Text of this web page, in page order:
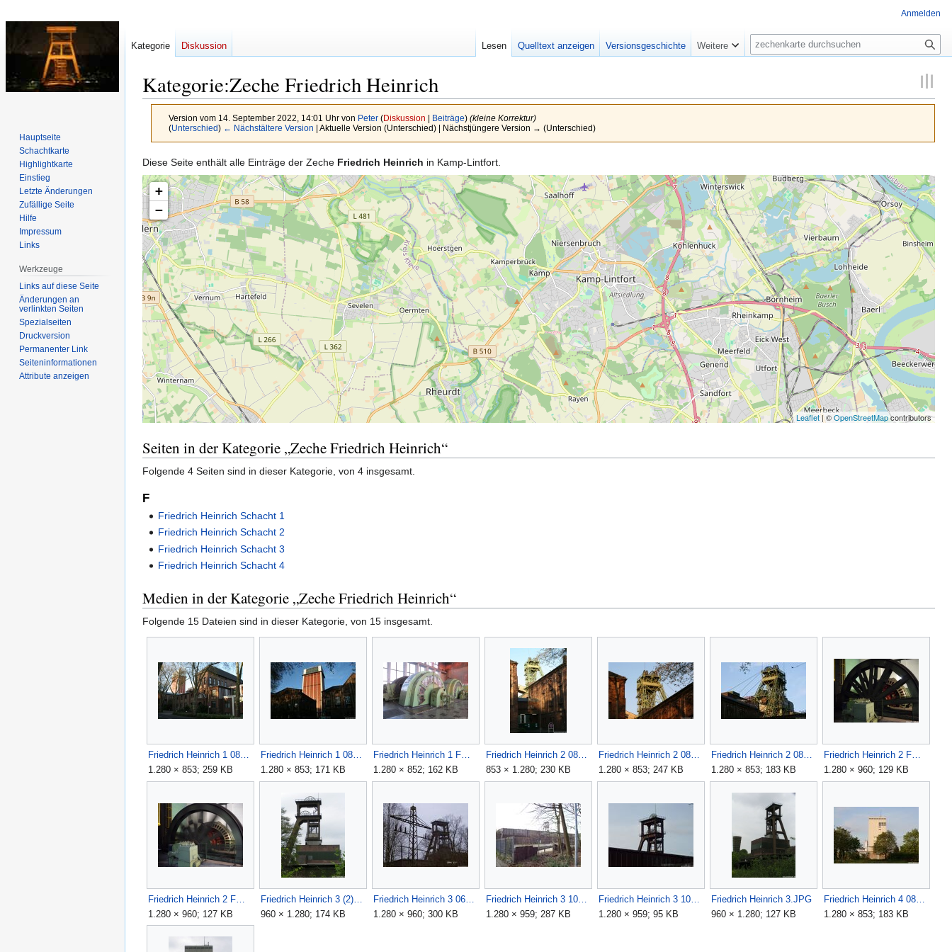
Kategorie:Zeche Friedrich Heinrich
Version vom 14. September 2022, 14:01 Uhr von Peter (Diskussion Beiträge) (kleine Korrektur)
(Unterschied) ← Nächstältere Version | Aktuelle Version (Unterschied) | Nächstjüngere Version → (Unterschied)
Zur
Navigation
springen
Zur
Suche
springen
Diese Seite enthält alle Einträge der Zeche Friedrich Heinrich in Kamp-Lintfort.
+
−
Leaflet| ©OpenStreetMapcontributors
Seiten in der Kategorie „Zeche Friedrich Heinrich“
Folgende 4 Seiten sind in dieser Kategorie, von 4 insgesamt.
F
Friedrich Heinrich Schacht 1
Friedrich Heinrich Schacht 2
Friedrich Heinrich Schacht 3
Friedrich Heinrich Schacht 4
Medien in der Kategorie „Zeche Friedrich Heinrich“
Folgende 15 Dateien sind in dieser Kategorie, von 15 insgesamt.
Friedrich Heinrich 1 0805010036.JPG
1.280 × 853; 259 KB
Friedrich Heinrich 1 0805010044.JPG
1.280 × 853; 171 KB
Friedrich Heinrich 1 FM.JPG
1.280 × 852; 162 KB
Friedrich Heinrich 2 0805010042.JPG
853 × 1.280; 230 KB
Friedrich Heinrich 2 0805010058.JPG
1.280 × 853; 247 KB
Friedrich Heinrich 2 0805010061.JPG
1.280 × 853; 183 KB
Friedrich Heinrich 2 FM (2).JPG
1.280 × 960; 129 KB
1.280 × 960; 127 KB
960 × 1.280; 174 KB
1.280 × 960; 300 KB
1.280 × 959; 287 KB
1.280 × 959; 95 KB
Friedrich Heinrich 3.JPG
960 × 1.280; 127 KB
1.280 × 853; 183 KB
Anmelden
Kategorie Diskussion Lesen Quelltext anzeigen Versionsgeschichte Weitere
Suche
Hauptseite
Schachtkarte
Highlightkarte
Einstieg
Letzte Änderungen
Zufällige Seite
Hilfe
Impressum
Links
Werkzeuge
Links auf diese Seite
Änderungen an
verlinkten Seiten
Spezialseiten
Druckversion
Permanenter Link
Seiten­­informationen
Attribute anzeigen